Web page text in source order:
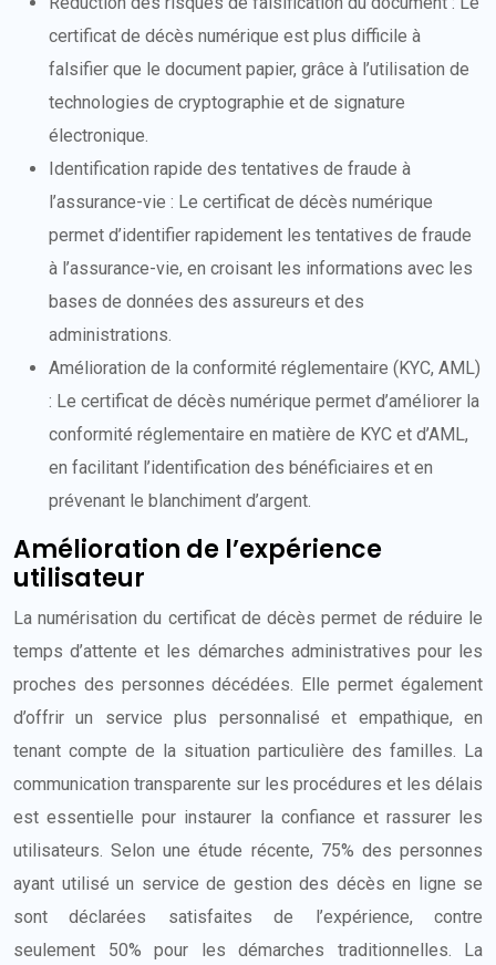
certificat de décès numérique est plus difficile à
falsifier que le document papier, grâce à l’utilisation de
technologies de cryptographie et de signature
électronique.
Identification rapide des tentatives de fraude à
l’assurance-vie : Le certificat de décès numérique
permet d’identifier rapidement les tentatives de fraude
à l’assurance-vie, en croisant les informations avec les
bases de données des assureurs et des
administrations.
Amélioration de la conformité réglementaire (KYC, AML)
: Le certificat de décès numérique permet d’améliorer la
conformité réglementaire en matière de KYC et d’AML,
en facilitant l’identification des bénéficiaires et en
prévenant le blanchiment d’argent.
Amélioration de l’expérience
utilisateur
La numérisation du certificat de décès permet de réduire le
temps d’attente et les démarches administratives pour les
proches des personnes décédées. Elle permet également
d’offrir un service plus personnalisé et empathique, en
tenant compte de la situation particulière des familles. La
communication transparente sur les procédures et les délais
est essentielle pour instaurer la confiance et rassurer les
utilisateurs. Selon une étude récente, 75% des personnes
ayant utilisé un service de gestion des décès en ligne se
sont déclarées satisfaites de l’expérience, contre
seulement 50% pour les démarches traditionnelles. La